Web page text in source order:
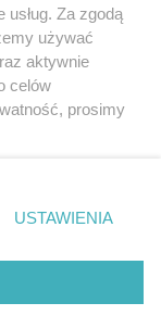
usług. Za zgodą
używać
aktywnie
celów
prosimy
rogu strony
nie wymagają
USTAWIENIA